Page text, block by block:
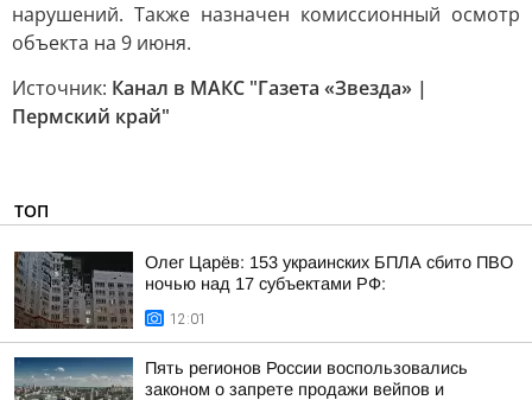
нарушений. Также назначен комиссионный осмотр
объекта на 9 июня.
Источник: Канал в МАКС "Газета «Звезда» |
Пермский край"
ТОП
Олег Царёв: 153 украинских БПЛА сбито ПВО
ночью над 17 субъектами РФ:
12:01
Пять регионов России воспользовались
законом о запрете продажи вейпов и